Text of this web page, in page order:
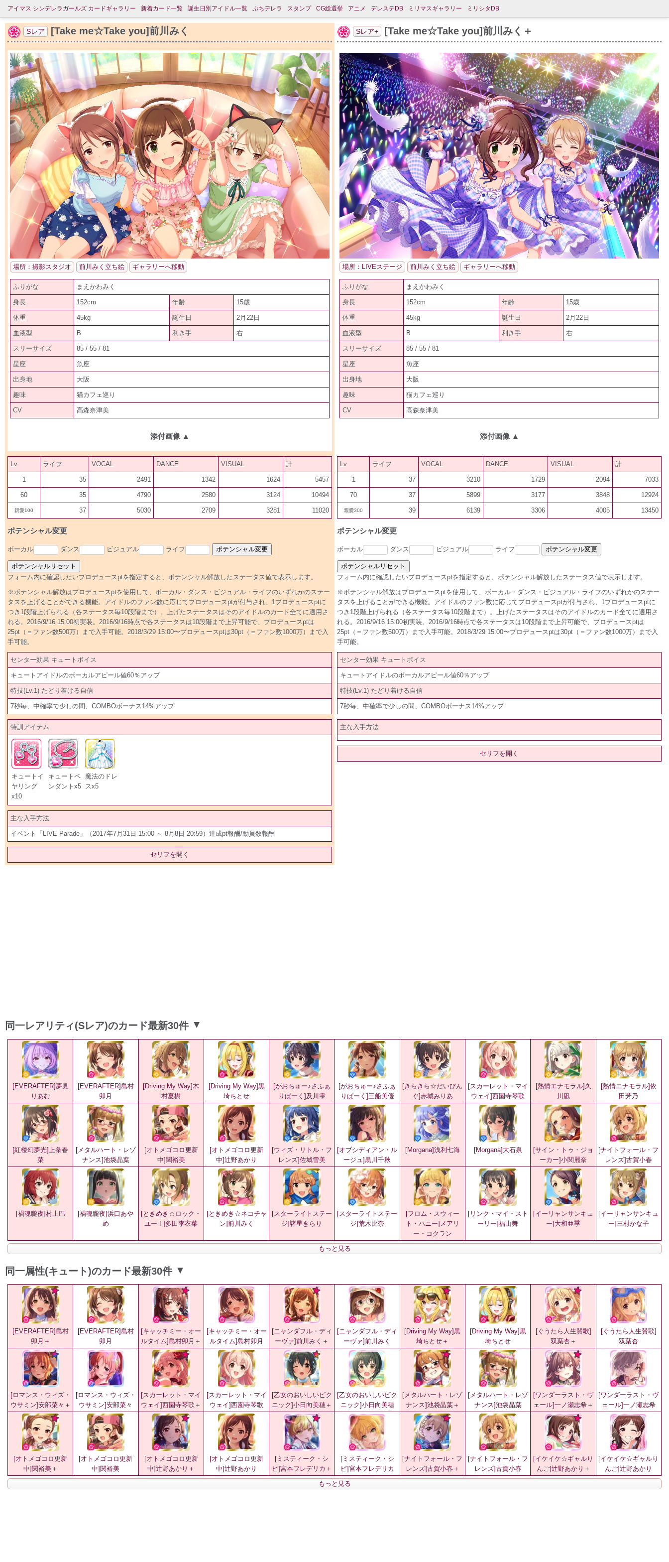
アイマス シンデレラガールズ カードギャラリー 新着カード一覧 誕生日別アイドル一覧 ぷちデレラ スタンプ CG総選挙 アニメ デレステDB ミリマスギャラリー ミリシタDB
Sレア [Take me☆Take you]前川みく
場所：撮影スタジオ 前川みく立ち絵 ギャラリーへ移動
ふりがな まえかわみく
身長 152cm 年齢 15歳
体重 45kg 誕生日 2月22日
血液型 B 利き手 右
スリーサイズ 85 / 55 / 81
星座 魚座
出身地 大阪
趣味 猫カフェ巡り
CV 高森奈津美
添付画像 ▲
Lv ライフ VOCAL DANCE VISUAL 計
1 35 2491 1342 1624 5457
60 35 4790 2580 3124 10494
親愛100 37 5030 2709 3281 11020
ポテンシャル変更
ボーカル ダンス ビジュアル ライフ
フォーム内に確認したいプロデュースptを指定すると、ポテンシャル解放したステータス値で表示します。
※ポテンシャル解放はプロデュースptを使用して、ボーカル・ダンス・ビジュアル・ライフのいずれかのステー
タスを上げることができる機能。アイドルのファン数に応じてプロデュースptが付与され、1プロデュースptに
つき1段階上げられる（各ステータス毎10段階まで）。上げたステータスはそのアイドルのカード全てに適用さ
れる。2016/9/16 15:00初実装。2016/9/16時点で各ステータスは10段階まで上昇可能で、プロデュースptは
25pt（＝ファン数500万）まで入手可能。2018/3/29 15:00〜プロデュースptは30pt（＝ファン数1000万）まで入
手可能。
センター効果 キュートボイス
キュートアイドルのボーカルアピール値60％アップ
特技(Lv.1) たどり着ける自信
7秒毎、中確率で少しの間、COMBOボーナス14%アップ
特訓アイテム
キュートイ
ヤリング
x10
キュートペ
ンダントx5
魔法のドレ
スx5
主な入手方法
イベント「LIVE Parade」（2017年7月31日 15:00 ～ 8月8日 20:59）達成pt報酬/動員数報酬
セリフを開く
Sレア+ [Take me☆Take you]前川みく＋
場所：LIVEステージ 前川みく立ち絵 ギャラリーへ移動
ふりがな まえかわみく
身長 152cm 年齢 15歳
体重 45kg 誕生日 2月22日
血液型 B 利き手 右
スリーサイズ 85 / 55 / 81
星座 魚座
出身地 大阪
趣味 猫カフェ巡り
CV 高森奈津美
添付画像 ▲
Lv ライフ VOCAL DANCE VISUAL 計
1 37 3210 1729 2094 7033
70 37 5899 3177 3848 12924
親愛300 39 6139 3306 4005 13450
ポテンシャル変更
ボーカル ダンス ビジュアル ライフ
フォーム内に確認したいプロデュースptを指定すると、ポテンシャル解放したステータス値で表示します。
※ポテンシャル解放はプロデュースptを使用して、ボーカル・ダンス・ビジュアル・ライフのいずれかのステー
タスを上げることができる機能。アイドルのファン数に応じてプロデュースptが付与され、1プロデュースptに
つき1段階上げられる（各ステータス毎10段階まで）。上げたステータスはそのアイドルのカード全てに適用さ
れる。2016/9/16 15:00初実装。2016/9/16時点で各ステータスは10段階まで上昇可能で、プロデュースptは
25pt（＝ファン数500万）まで入手可能。2018/3/29 15:00〜プロデュースptは30pt（＝ファン数1000万）まで入
手可能。
センター効果 キュートボイス
キュートアイドルのボーカルアピール値60％アップ
特技(Lv.1) たどり着ける自信
7秒毎、中確率で少しの間、COMBOボーナス14%アップ
主な入手方法
セリフを開く
同一レアリティ(Sレア)のカード最新30件 ▲
[EVERAFTER]夢見
りあむ
[EVERAFTER]島村
卯月
[Driving My Way]木
村夏樹
[Driving My Way]黒
埼ちとせ
[がおちゅー♪さふぁ
りぱーく]及川雫
[がおちゅー♪さふぁ
りぱーく]三船美優
[きらきら☆だいびん
ぐ]赤城みりあ
[スカーレット・マイ
ウェイ]西園寺琴歌
[熱情エナモラル]久
川凪
[熱情エナモラル]依
田芳乃
[紅楼幻夢光]上条春
菜
[メタルハート・レゾ
ナンス]池袋晶葉
[オトメゴコロ更新
中]関裕美
[オトメゴコロ更新
中]辻野あかり
[ウィズ・リトル・フ
レンズ]佐城雪美
[オブシディアン・ル
ージュ]黒川千秋
[Morgana]浅利七海 [Morgana]大石泉
[サイン・トゥ・ジョ
ーカー]小関麗奈
[ナイトフォール・フ
レンズ]古賀小春
[禍魂朧夜]村上巴
[禍魂朧夜]浜口あや
め
[ときめき☆ロック・
ユー ! ]多田李衣菜
[ときめき☆ネコチャ
ン]前川みく
[スターライトステー
ジ]諸星きらり
[スターライトステー
ジ]荒木比奈
[フロム・スウィー
ト・ハニー]メアリ
ー・コクラン
[リンク・マイ・スト
ーリー]福山舞
[イーリャンサンキュ
ー]大和亜季
[イーリャンサンキュ
ー]三村かな子
もっと見る
同一属性(キュート)のカード最新30件 ▲
[EVERAFTER]島村
卯月＋
[EVERAFTER]島村
卯月
[キャッチミー・オー
ルタイム]島村卯月＋
[キャッチミー・オー
ルタイム]島村卯月
[ニャンダフル・ディ
ーヴァ]前川みく＋
[ニャンダフル・ディ
ーヴァ]前川みく
[Driving My Way]黒
埼ちとせ＋
[Driving My Way]黒
埼ちとせ
[ぐうたら人生賛歌]
双葉杏＋
[ぐうたら人生賛歌]
双葉杏
[ロマンス・ウィズ・
ウサミン]安部菜々＋
[ロマンス・ウィズ・
ウサミン]安部菜々
[スカーレット・マイ
ウェイ]西園寺琴歌＋
[スカーレット・マイ
ウェイ]西園寺琴歌
[乙女のおいしいピク
ニック]小日向美穂＋
[乙女のおいしいピク
ニック]小日向美穂
[メタルハート・レゾ
ナンス]池袋晶葉＋
[メタルハート・レゾ
ナンス]池袋晶葉
[ワンダーラスト・ヴ
ェール]一ノ瀬志希＋
[ワンダーラスト・ヴ
ェール]一ノ瀬志希
[オトメゴコロ更新
中]関裕美＋
[オトメゴコロ更新
中]関裕美
[オトメゴコロ更新
中]辻野あかり＋
[オトメゴコロ更新
中]辻野あかり
[ミスティーク・シ
ピ]宮本フレデリカ＋
[ミスティーク・シ
ピ]宮本フレデリカ
[ナイトフォール・フ
レンズ]古賀小春＋
[ナイトフォール・フ
レンズ]古賀小春
[イケイケ☆ギャルり
んご]辻野あかり＋
[イケイケ☆ギャルり
んご]辻野あかり
もっと見る